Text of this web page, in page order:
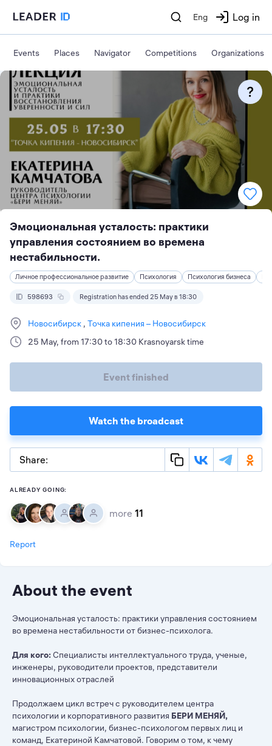
Eng Log in
Events Places Navigator Competitions Organizations
Эмоциональная усталость: практики
управления состоянием во времена
нестабильности.
Личное профессиональное развитие Психология Психология бизнеса
598693 Registration has ended 25 May в 18:30
Новосибирск Точка кипения – Новосибирск
25 May, from 17:30 to 18:30 Krasnoyarsk time
Event finished
Watch the broadcast
Share:
ALREADY GOING:
more 11
Report
About the event
Эмоциональная усталость: практики управления состоянием
во времена нестабильности от бизнес-психолога.
Для кого:Специалисты интеллектуального труда, ученые,
инженеры, руководители проектов, представители
инновационных отраслей
Продолжаем цикл встреч с руководителем центра
психологии и корпоративного развития БЕРИ МЕНЯЙ,
магистром психологии, бизнес-психологом первых лиц и
команд, Екатериной Камчатовой. Говорим о том, к чему